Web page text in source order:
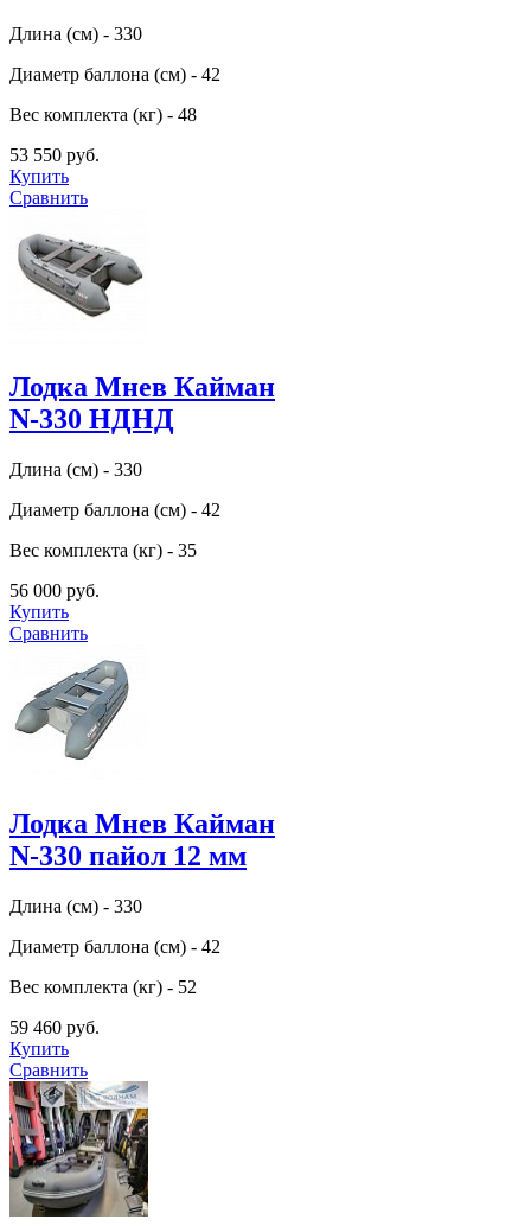
Длина (см) - 330
Диаметр баллона (см) - 42
Вес комплекта (кг) - 48
53 550 руб.
Купить
Сравнить
Лодка Мнев Кайман
N-330 НДНД
Длина (см) - 330
Диаметр баллона (см) - 42
Вес комплекта (кг) - 35
56 000 руб.
Купить
Сравнить
Лодка Мнев Кайман
N-330 пайол 12 мм
Длина (см) - 330
Диаметр баллона (см) - 42
Вес комплекта (кг) - 52
59 460 руб.
Купить
Сравнить